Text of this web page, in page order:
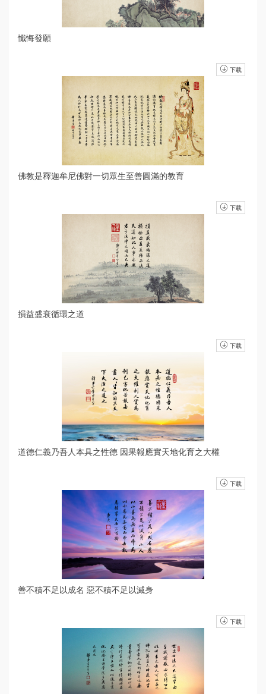
懺悔發願
下载
佛教是釋迦牟尼佛對一切眾生至善圓滿的教育
下载
損益盛衰循環之道
下载
道德仁義乃吾人本具之性德 因果報應實天地化育之大權
下载
善不積不足以成名 惡不積不足以滅身
下载